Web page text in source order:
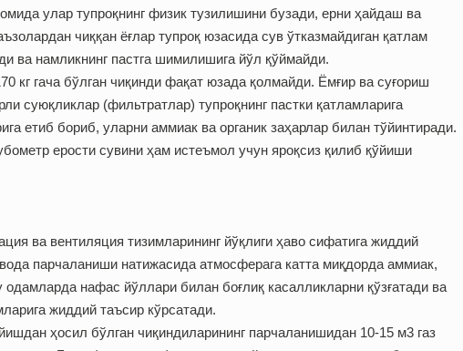
улар тупроқнинг физик тузилишини бузади, ерни ҳайдаш ва
чиққан ёғлар тупроқ юзасида сув ўтказмайдиган қатлам
ва намликнинг пастга шимилишига йўл қўймайди.
кг гача бўлган чиқинди фақат юзада қолмайди. Ёмғир ва суғориш
суюқликлар (фильтратлар) тупроқнинг пастки қатламларига
етиб бориб, уларни аммиак ва органик заҳарлар билан тўйинтиради.
ерости сувини ҳам истеъмол учун яроқсиз қилиб қўйиши
ва вентиляция тизимларининг йўқлиги ҳаво сифатига жиддий
парчаланиши натижасида атмосферага катта миқдорда аммиак,
нафас йўллари билан боғлиқ касалликларни қўзғатади ва
жиддий таъсир кўрсатади.
ҳосил бўлган чиқиндиларининг парчаланишидан 10-15 м3 газ